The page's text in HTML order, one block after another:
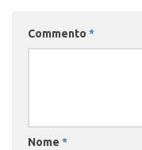
Commento *
Nome *